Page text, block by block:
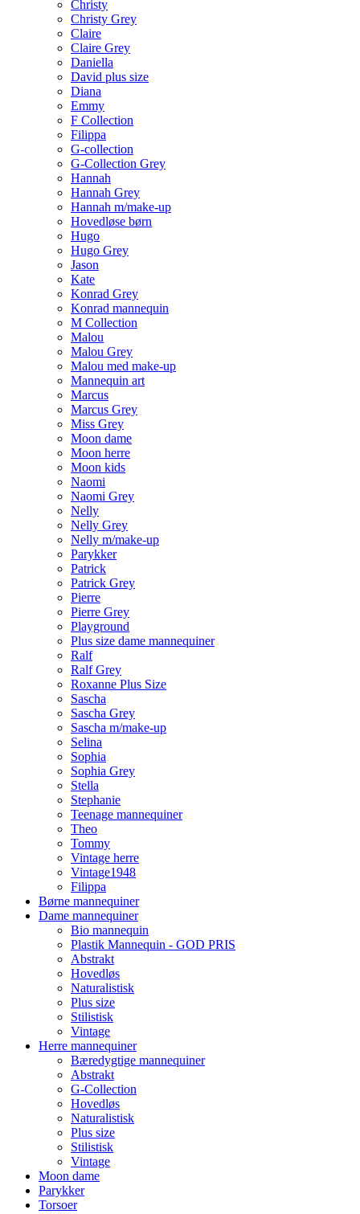
Christy
Christy Grey
Claire
Claire Grey
Daniella
David plus size
Diana
Emmy
F Collection
Filippa
G-collection
G-Collection Grey
Hannah
Hannah Grey
Hannah m/make-up
Hovedløse børn
Hugo
Hugo Grey
Jason
Kate
Konrad Grey
Konrad mannequin
M Collection
Malou
Malou Grey
Malou med make-up
Mannequin art
Marcus
Marcus Grey
Miss Grey
Moon dame
Moon herre
Moon kids
Naomi
Naomi Grey
Nelly
Nelly Grey
Nelly m/make-up
Parykker
Patrick
Patrick Grey
Pierre
Pierre Grey
Playground
Plus size dame mannequiner
Ralf
Ralf Grey
Roxanne Plus Size
Sascha
Sascha Grey
Sascha m/make-up
Selina
Sophia
Sophia Grey
Stella
Stephanie
Teenage mannequiner
Theo
Tommy
Vintage herre
Vintage1948
Filippa
Børne mannequiner
Dame mannequiner
Bio mannequin
Plastik Mannequin - GOD PRIS
Abstrakt
Hovedløs
Naturalistisk
Plus size
Stilistisk
Vintage
Herre mannequiner
Bæredygtige mannequiner
Abstrakt
G-Collection
Hovedløs
Naturalistisk
Plus size
Stilistisk
Vintage
Moon dame
Parykker
Torsoer